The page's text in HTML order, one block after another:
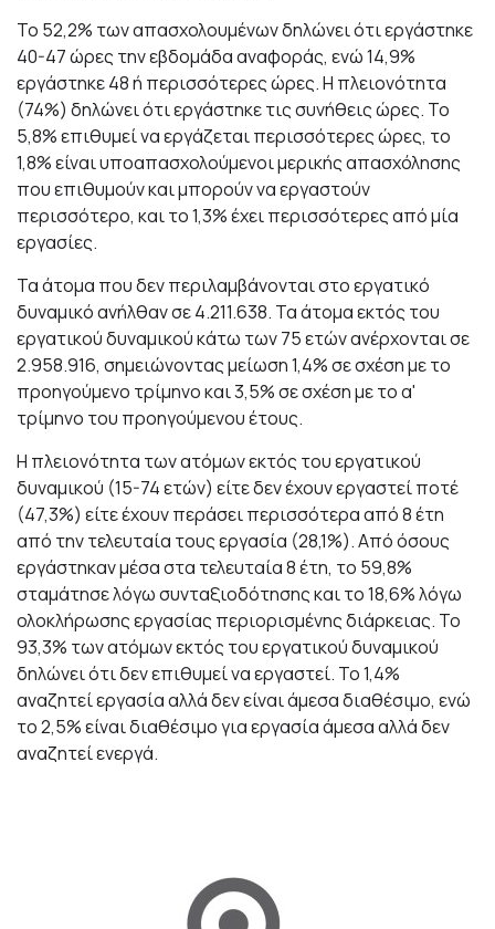
Το 52,2% των απασχολουμένων δηλώνει ότι εργάστηκε
40-47 ώρες την εβδομάδα αναφοράς, ενώ 14,9%
εργάστηκε 48 ή περισσότερες ώρες. Η πλειονότητα
(74%) δηλώνει ότι εργάστηκε τις συνήθεις ώρες. Το
5,8% επιθυμεί να εργάζεται περισσότερες ώρες, το
1,8% είναι υποαπασχολούμενοι μερικής απασχόλησης
που επιθυμούν και μπορούν να εργαστούν
περισσότερο, και το 1,3% έχει περισσότερες από μία
εργασίες.
Τα άτομα που δεν περιλαμβάνονται στο εργατικό
δυναμικό ανήλθαν σε 4.211.638. Τα άτομα εκτός του
εργατικού δυναμικού κάτω των 75 ετών ανέρχονται σε
2.958.916, σημειώνοντας μείωση 1,4% σε σχέση με το
προηγούμενο τρίμηνο και 3,5% σε σχέση με το α'
τρίμηνο του προηγούμενου έτους.
Η πλειονότητα των ατόμων εκτός του εργατικού
δυναμικού (15-74 ετών) είτε δεν έχουν εργαστεί ποτέ
(47,3%) είτε έχουν περάσει περισσότερα από 8 έτη
από την τελευταία τους εργασία (28,1%). Από όσους
εργάστηκαν μέσα στα τελευταία 8 έτη, το 59,8%
σταμάτησε λόγω συνταξιοδότησης και το 18,6% λόγω
ολοκλήρωσης εργασίας περιορισμένης διάρκειας. Το
93,3% των ατόμων εκτός του εργατικού δυναμικού
δηλώνει ότι δεν επιθυμεί να εργαστεί. Το 1,4%
αναζητεί εργασία αλλά δεν είναι άμεσα διαθέσιμο, ενώ
το 2,5% είναι διαθέσιμο για εργασία άμεσα αλλά δεν
αναζητεί ενεργά.